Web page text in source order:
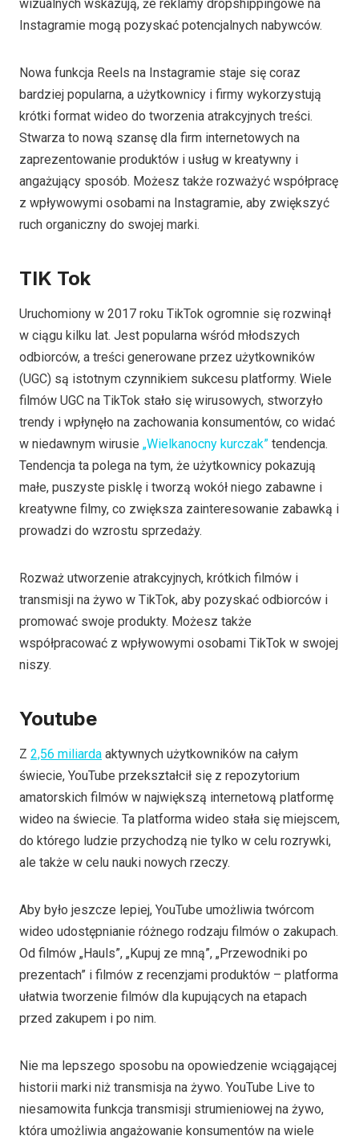
wizualnych wskazują, że reklamy dropshippingowe na
Instagramie mogą pozyskać potencjalnych nabywców.
Nowa funkcja Reels na Instagramie staje się coraz
bardziej popularna, a użytkownicy i firmy wykorzystują
krótki format wideo do tworzenia atrakcyjnych treści.
Stwarza to nową szansę dla firm internetowych na
zaprezentowanie produktów i usług w kreatywny i
angażujący sposób. Możesz także rozważyć współpracę
z wpływowymi osobami na Instagramie, aby zwiększyć
ruch organiczny do swojej marki.
TIK Tok
Uruchomiony w 2017 roku TikTok ogromnie się rozwinął
w ciągu kilku lat. Jest popularna wśród młodszych
odbiorców, a treści generowane przez użytkowników
(UGC) są istotnym czynnikiem sukcesu platformy. Wiele
filmów UGC na TikTok stało się wirusowych, stworzyło
trendy i wpłynęło na zachowania konsumentów, co widać
w niedawnym wirusie „Wielkanocny kurczak” tendencja.
Tendencja ta polega na tym, że użytkownicy pokazują
małe, puszyste pisklę i tworzą wokół niego zabawne i
kreatywne filmy, co zwiększa zainteresowanie zabawką i
prowadzi do wzrostu sprzedaży.
Rozważ utworzenie atrakcyjnych, krótkich filmów i
transmisji na żywo w TikTok, aby pozyskać odbiorców i
promować swoje produkty. Możesz także
współpracować z wpływowymi osobami TikTok w swojej
niszy.
Youtube
Z 2,56 miliarda aktywnych użytkowników na całym
świecie, YouTube przekształcił się z repozytorium
amatorskich filmów w największą internetową platformę
wideo na świecie. Ta platforma wideo stała się miejscem,
do którego ludzie przychodzą nie tylko w celu rozrywki,
ale także w celu nauki nowych rzeczy.
Aby było jeszcze lepiej, YouTube umożliwia twórcom
wideo udostępnianie różnego rodzaju filmów o zakupach.
Od filmów „Hauls”, „Kupuj ze mną”, „Przewodniki po
prezentach” i filmów z recenzjami produktów – platforma
ułatwia tworzenie filmów dla kupujących na etapach
przed zakupem i po nim.
Nie ma lepszego sposobu na opowiedzenie wciągającej
historii marki niż transmisja na żywo. YouTube Live to
niesamowita funkcja transmisji strumieniowej na żywo,
która umożliwia angażowanie konsumentów na wiele